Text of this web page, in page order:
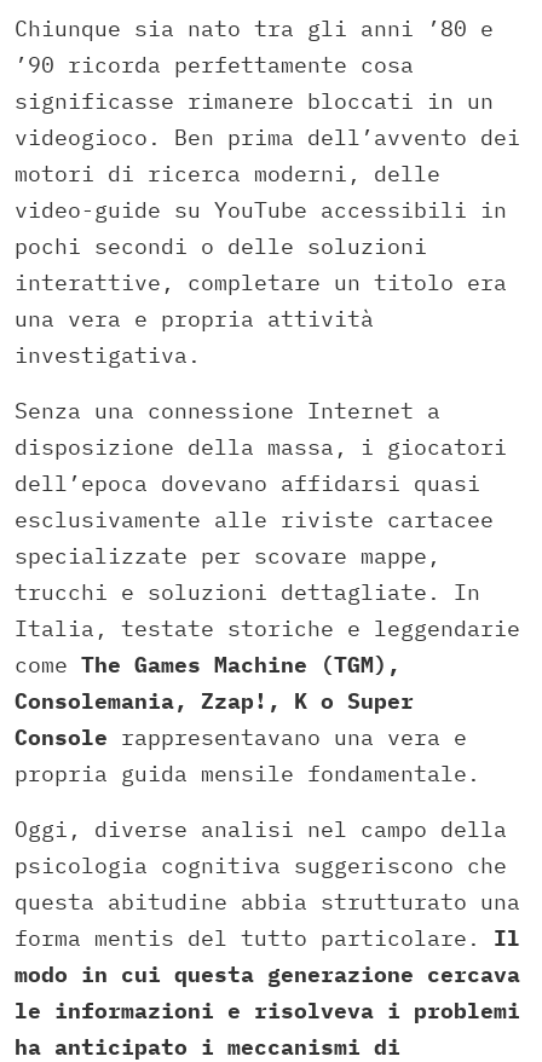
Chiunque sia nato tra gli anni ’80 e
’90 ricorda perfettamente cosa
significasse rimanere bloccati in un
videogioco. Ben prima dell’avvento dei
motori di ricerca moderni, delle
video-guide su YouTube accessibili in
pochi secondi o delle soluzioni
interattive, completare un titolo era
una vera e propria attività
investigativa.
Senza una connessione Internet a
disposizione della massa, i giocatori
dell’epoca dovevano affidarsi quasi
esclusivamente alle riviste cartacee
specializzate per scovare mappe,
trucchi e soluzioni dettagliate. In
Italia, testate storiche e leggendarie
come The Games Machine (TGM),
Consolemania, Zzap!, K o Super
Console rappresentavano una vera e
propria guida mensile fondamentale.
Oggi, diverse analisi nel campo della
psicologia cognitiva suggeriscono che
questa abitudine abbia strutturato una
forma mentis del tutto particolare. Il
modo in cui questa generazione cercava
le informazioni e risolveva i problemi
ha anticipato i meccanismi di